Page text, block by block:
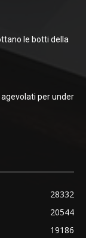
le botti della
per under
28332
20544
19186